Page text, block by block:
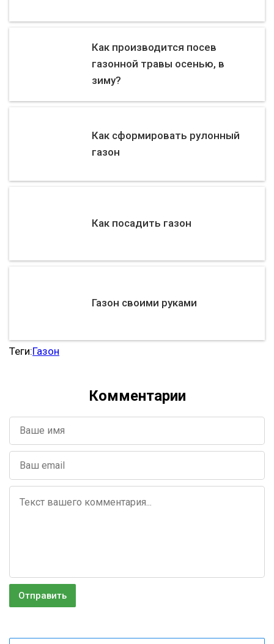
Как производится посев
газонной травы осенью, в
зиму?
Как сформировать рулонный
газон
Как посадить газон
Газон своими руками
Теги:Газон
Комментарии